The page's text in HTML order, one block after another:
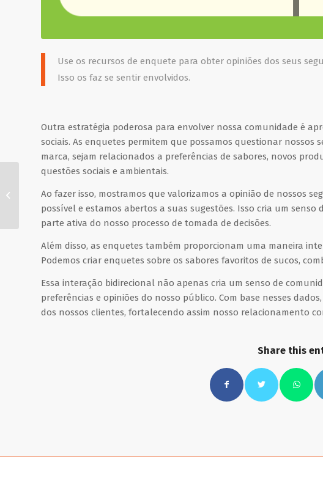
Use os recursos de enquete para obter opiniões dos seus
Isso os faz se sentir envolvidos.
Outra estratégia poderosa para envolver nossa comunidade é
sociais. As enquetes permitem que possamos questionar nossos
marca, sejam relacionados a preferências de sabores, novos
questões sociais e ambientais.
Ao fazer isso, mostramos que valorizamos a opinião de nossos
possível e estamos abertos a suas sugestões. Isso cria um
parte ativa do nosso processo de tomada de decisões.
Além disso, as enquetes também proporcionam uma maneira
Podemos criar enquetes sobre os sabores favoritos de sucos,
Essa interação bidirecional não apenas cria um senso de
preferências e opiniões do nosso público. Com base nesses
dos nossos clientes, fortalecendo assim nosso relacionamento
Share this
Agradeça e Reconheça